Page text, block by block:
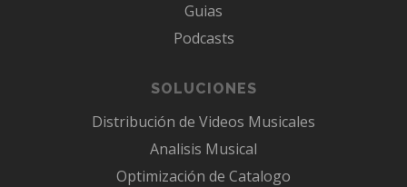
Guias
Podcasts
SOLUCIONES
Distribución de Videos Musicales
Analisis Musical
Optimización de Catalogo